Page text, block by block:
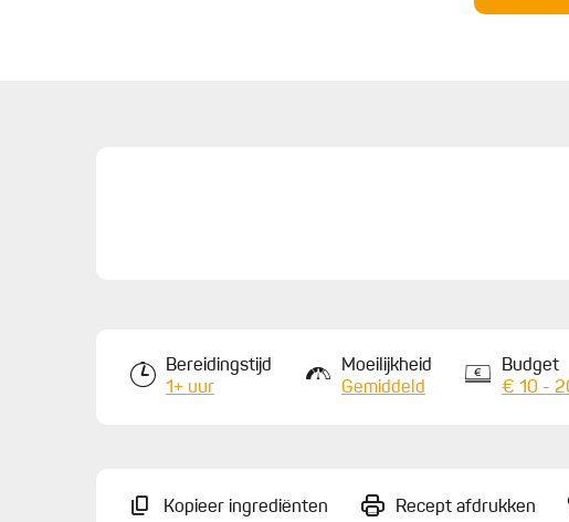
Verhit 1 cm olie in een koekenpan of verwarm de friteuse
Bereidingstijd
1+ uur
Moeilijkheid
Gemiddeld
Budget
€ 10 -
Kopieer ingrediënten Recept afdrukken